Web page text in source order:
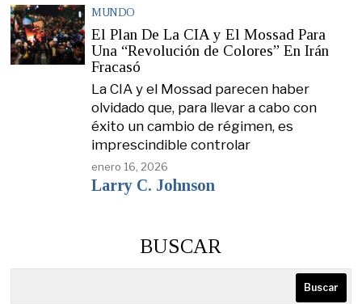
MUNDO
El Plan De La CIA y El Mossad Para
Una “Revolución de Colores” En Irán
Fracasó
La CIA y el Mossad parecen haber
olvidado que, para llevar a cabo con
éxito un cambio de régimen, es
imprescindible controlar
enero 16, 2026
Larry C. Johnson
BUSCAR
Buscar